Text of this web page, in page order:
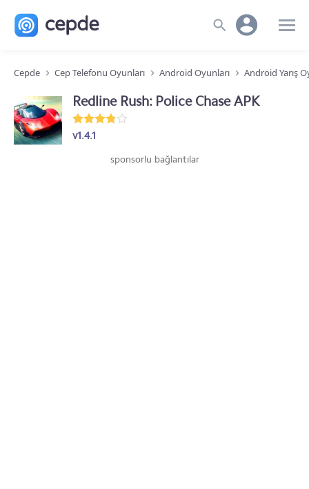
Cepde Cep Telefonu Oyunları Android Oyunları Android Yarış
Redline Rush: Police Chase APK
v1.4.1
sponsorlu bağlantılar